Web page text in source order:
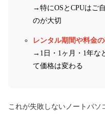
→特にOSとCPUはご
のが大切
レンタル期間や料金
→1日・1ヶ月・1年な
て価格は変わる
これが失敗しないノートパソ